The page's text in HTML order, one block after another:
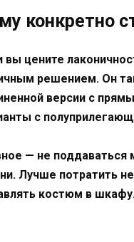
конкретно
вы цените
решением. Он
версии с
с
— не
Лучше потратить
костюм в